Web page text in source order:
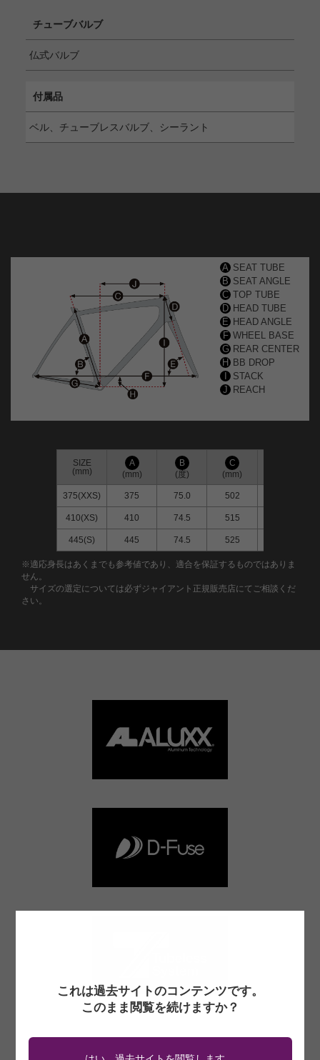
チューブバルブ
仏式バルブ
付属品
ベル、チューブレスバルブ、シーラント
A SEAT TUBE
B SEAT ANGLE
C TOP TUBE
D HEAD TUBE
E
HEAD ANGLE
F WHEEL BASE
G REAR CENTER
H
BB DROP
STACK
J
REACH
SIZE
(mm)
A
(mm)
B
(度)
C
(mm)
375(XXS) 375 75.0 502
410(XS) 410 74.5 515
445(S) 445 74.5 525
※適応身長はあくまでも参考値であり、適合を保証するものではありま
せん。
サイズの選定については必ずジャイアント正規販売店にてご相談くだ
さい。
これは過去サイトのコンテンツです。
このまま閲覧を続けますか？